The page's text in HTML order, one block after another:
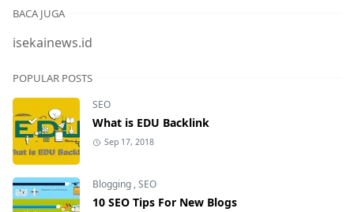
BACA JUGA
isekainews.id
POPULAR POSTS
SEO
What is EDU Backlink
Sep 17, 2018
Blogging,SEO
10 SEO Tips For New Blogs